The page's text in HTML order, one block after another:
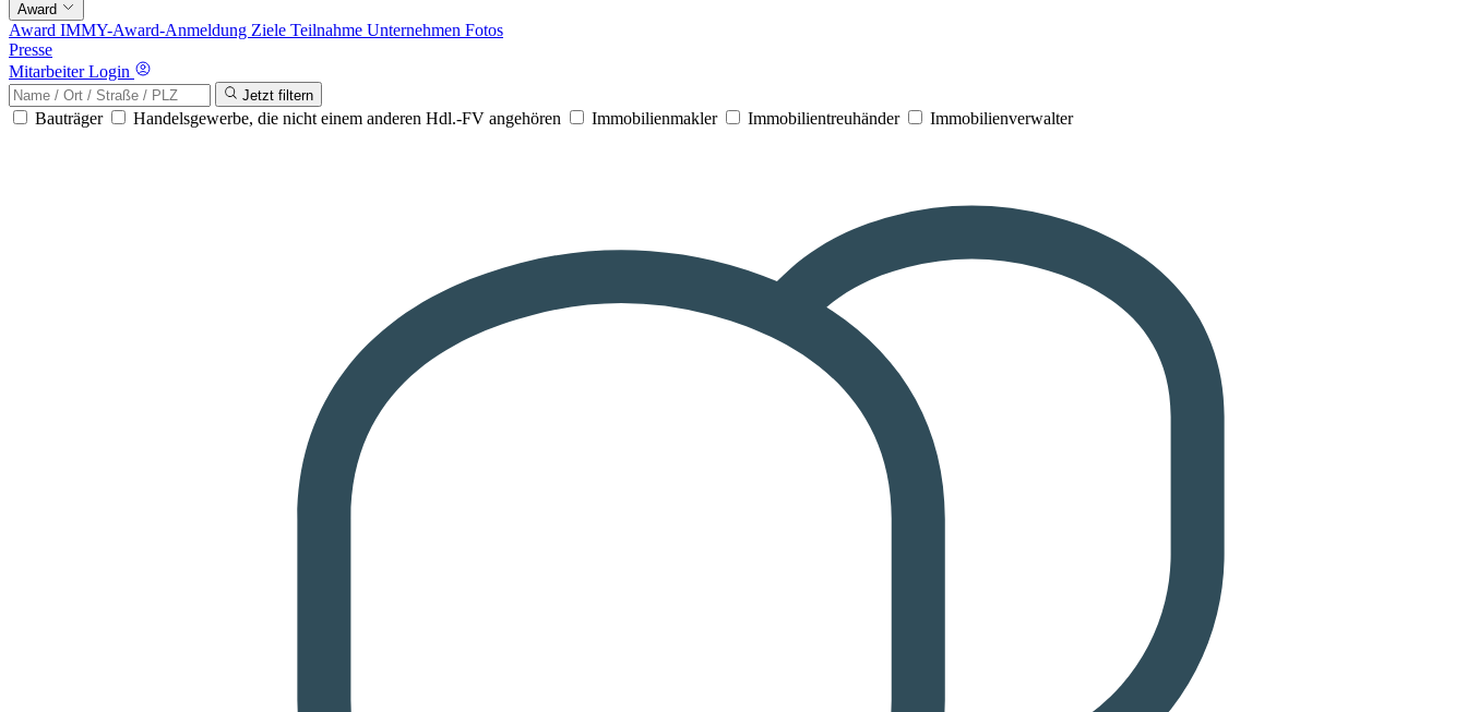
Award
Award IMMY-Award-Anmeldung Ziele Teilnahme Unternehmen Fotos
Presse
Mitarbeiter Login
Jetzt filtern
Bauträger Handelsgewerbe, die nicht einem anderen Hdl.-FV angehören Immobilienmakler Immobilientreuhänder Immobilienverwalter